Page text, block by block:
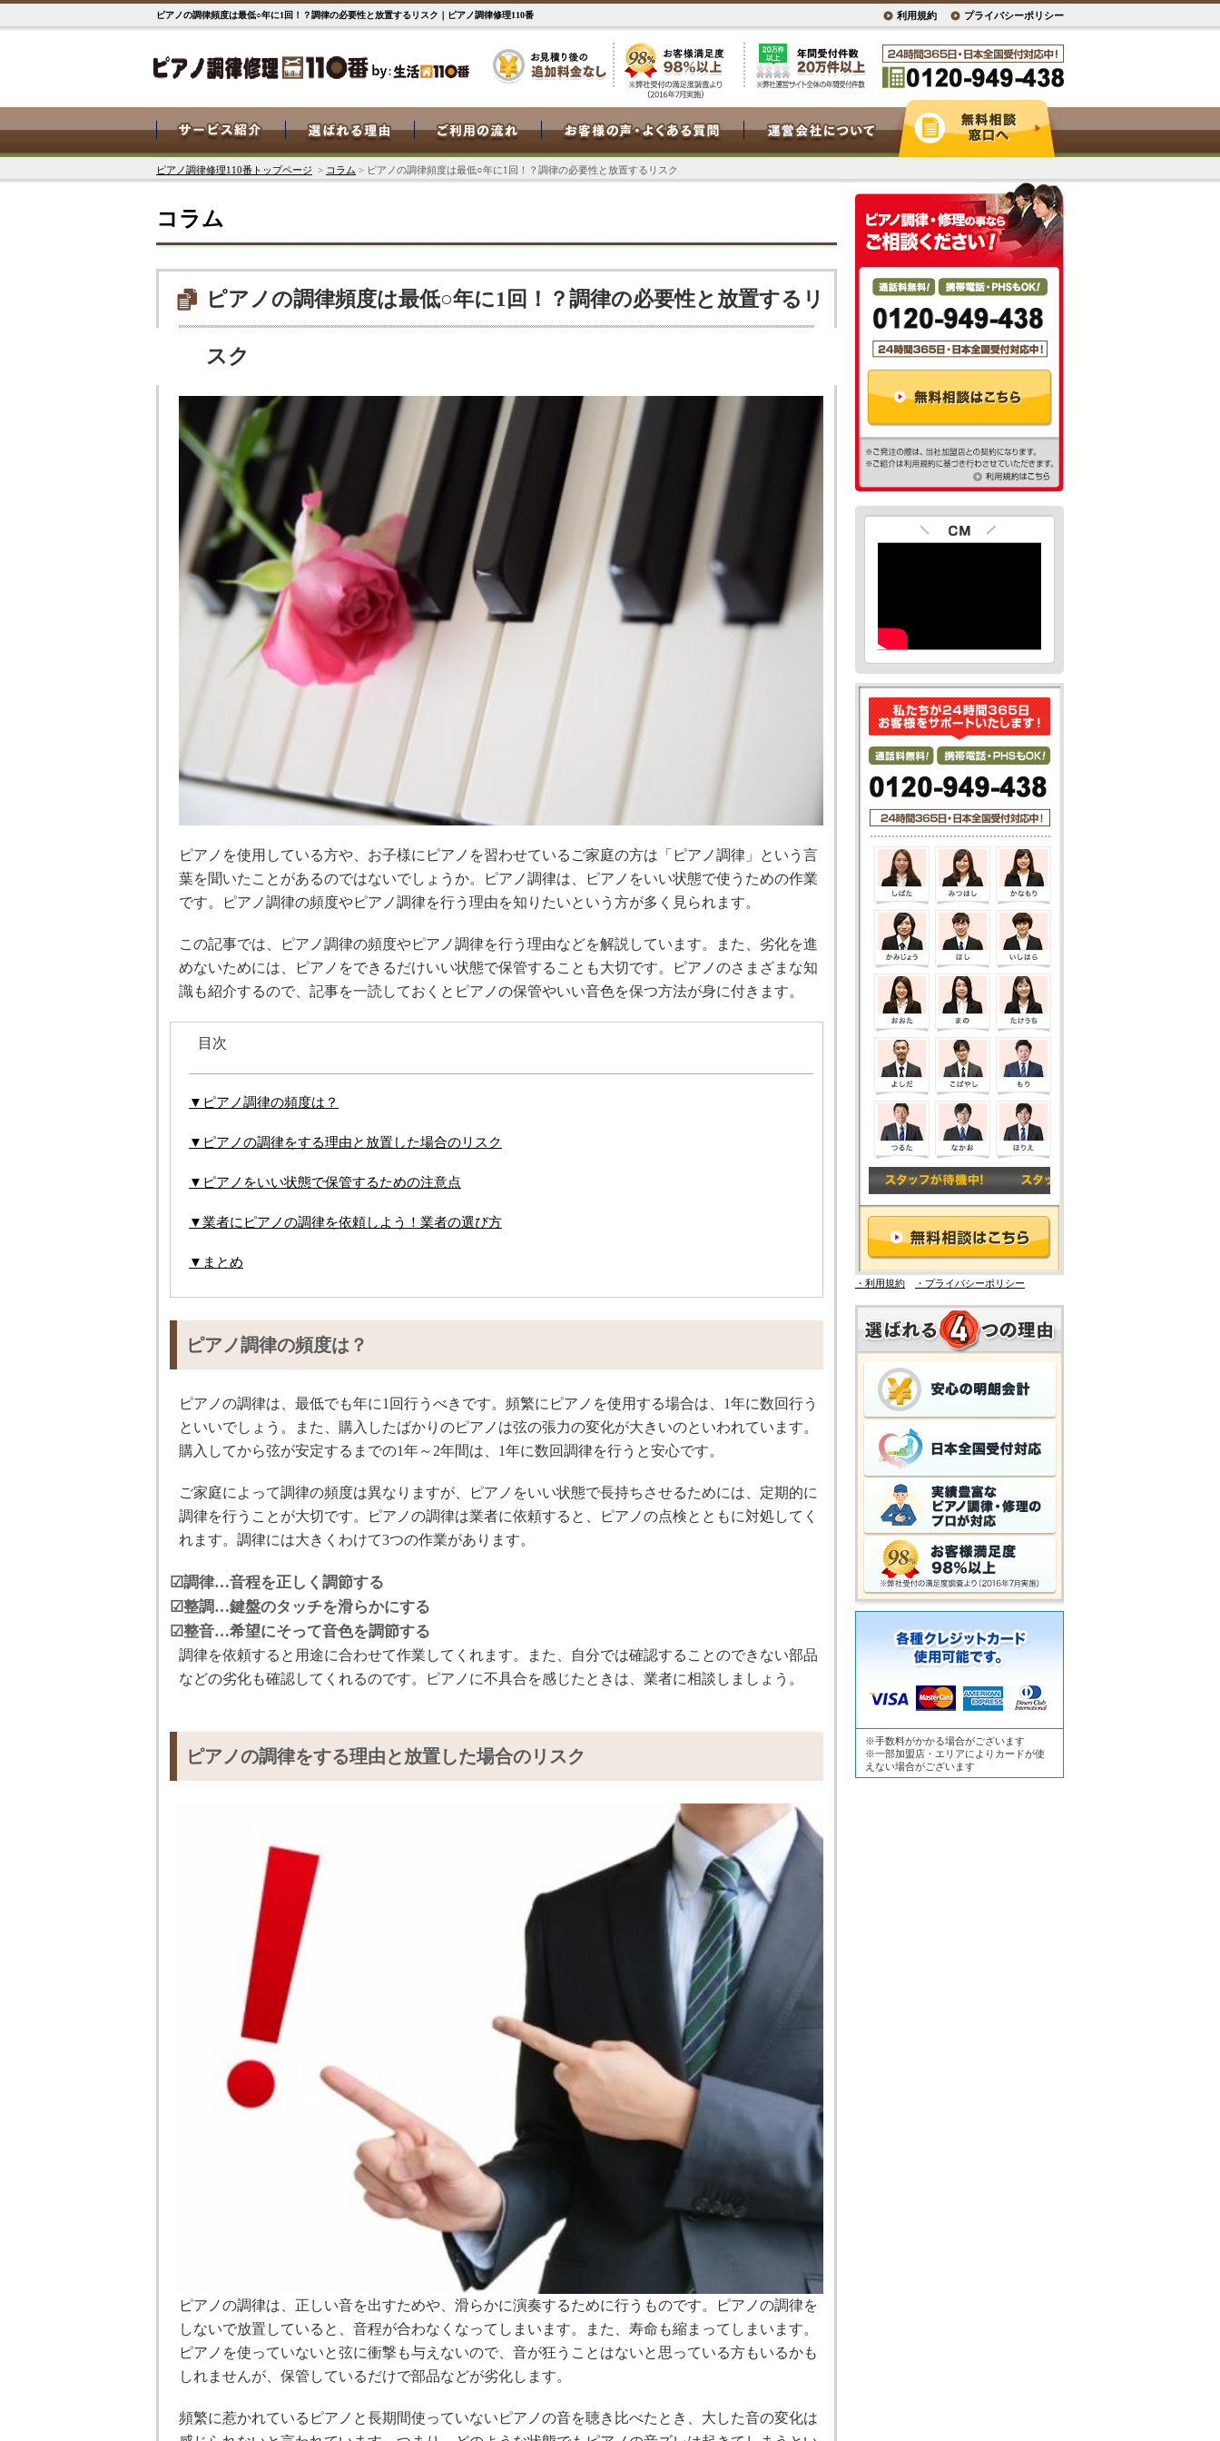
ピアノの調律頻度は最低○年に1回！？調律の必要性と放置するリスク｜ピアノ調律修理110番 プライバシーポリシー
利用規約
ピアノ調律修理110番トップページ > コラム > ピアノの調律頻度は最低○年に1回！？調律の必要性と放置するリスク
コラム
ピアノの調律頻度は最低○年に1回！？調律の必要性と放置するリ
スク
ピアノを使用している方や、お子様にピアノを習わせているご家庭の方は「ピアノ調律」という言
葉を聞いたことがあるのではないでしょうか。ピアノ調律は、ピアノをいい状態で使うための作業
です。ピアノ調律の頻度やピアノ調律を行う理由を知りたいという方が多く見られます。
この記事では、ピアノ調律の頻度やピアノ調律を行う理由などを解説しています。また、劣化を進
めないためには、ピアノをできるだけいい状態で保管することも大切です。ピアノのさまざまな知
識も紹介するので、記事を一読しておくとピアノの保管やいい音色を保つ方法が身に付きます。
目次
▼ピアノ調律の頻度は？
▼ピアノの調律をする理由と放置した場合のリスク
▼ピアノをいい状態で保管するための注意点
▼業者にピアノの調律を依頼しよう！業者の選び方
▼まとめ
ピアノ調律の頻度は？
ピアノの調律は、最低でも年に1回行うべきです。頻繁にピアノを使用する場合は、1年に数回行う
といいでしょう。また、購入したばかりのピアノは弦の張力の変化が大きいのといわれています。
購入してから弦が安定するまでの1年～2年間は、1年に数回調律を行うと安心です。
ご家庭によって調律の頻度は異なりますが、ピアノをいい状態で長持ちさせるためには、定期的に
調律を行うことが大切です。ピアノの調律は業者に依頼すると、ピアノの点検とともに対処してく
れます。調律には大きくわけて3つの作業があります。
☑調律…音程を正しく調節する
☑整調…鍵盤のタッチを滑らかにする
☑整音…希望にそって音色を調節する
調律を依頼すると用途に合わせて作業してくれます。また、自分では確認することのできない部品
などの劣化も確認してくれるのです。ピアノに不具合を感じたときは、業者に相談しましょう。
ピアノの調律をする理由と放置した場合のリスク
ピアノの調律は、正しい音を出すためや、滑らかに演奏するために行うものです。ピアノの調律を
しないで放置していると、音程が合わなくなってしまいます。また、寿命も縮まってしまいます。
ピアノを使っていないと弦に衝撃も与えないので、音が狂うことはないと思っている方もいるかも
しれませんが、保管しているだけで部品などが劣化します。
頻繁に惹かれているピアノと長期間使っていないピアノの音を聴き比べたとき、大した音の変化は
・利用規約 ・プライバシーポリシー
※手数料がかかる場合がございます
※一部加盟店・エリアによりカードが使
えない場合がございます